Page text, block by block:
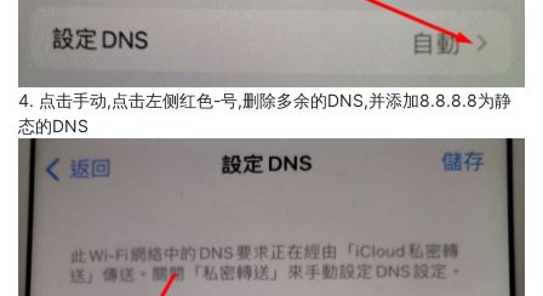
4. 点击手动,点击左侧红色-号,删除多余的DNS,并添加8.8.8.8为静
态的DNS